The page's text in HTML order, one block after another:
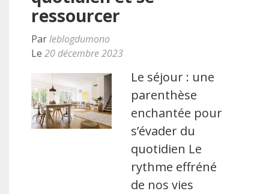
ressourcer
Parleblogdumono
Le 20 décembre 2023
Le séjour : une
parenthèse
enchantée pour
s’évader du
quotidien Le
rythme effréné
de nos vies